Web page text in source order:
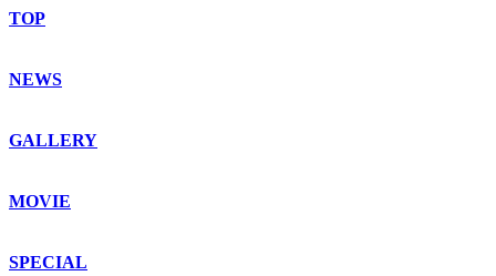
TOP
NEWS
GALLERY
MOVIE
SPECIAL